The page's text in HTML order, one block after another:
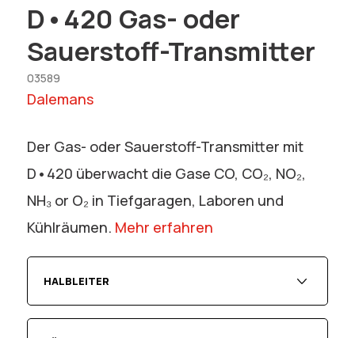
D•420 Gas- oder
Sauerstoff-Transmitter
03589
Dalemans
Der Gas- oder Sauerstoff-Transmitter mit
D•420 überwacht die Gase CO, CO₂, NO₂,
NH₃ or O₂ in Tiefgaragen, Laboren und
Kühlräumen. Mehr erfahren
HALBLEITER